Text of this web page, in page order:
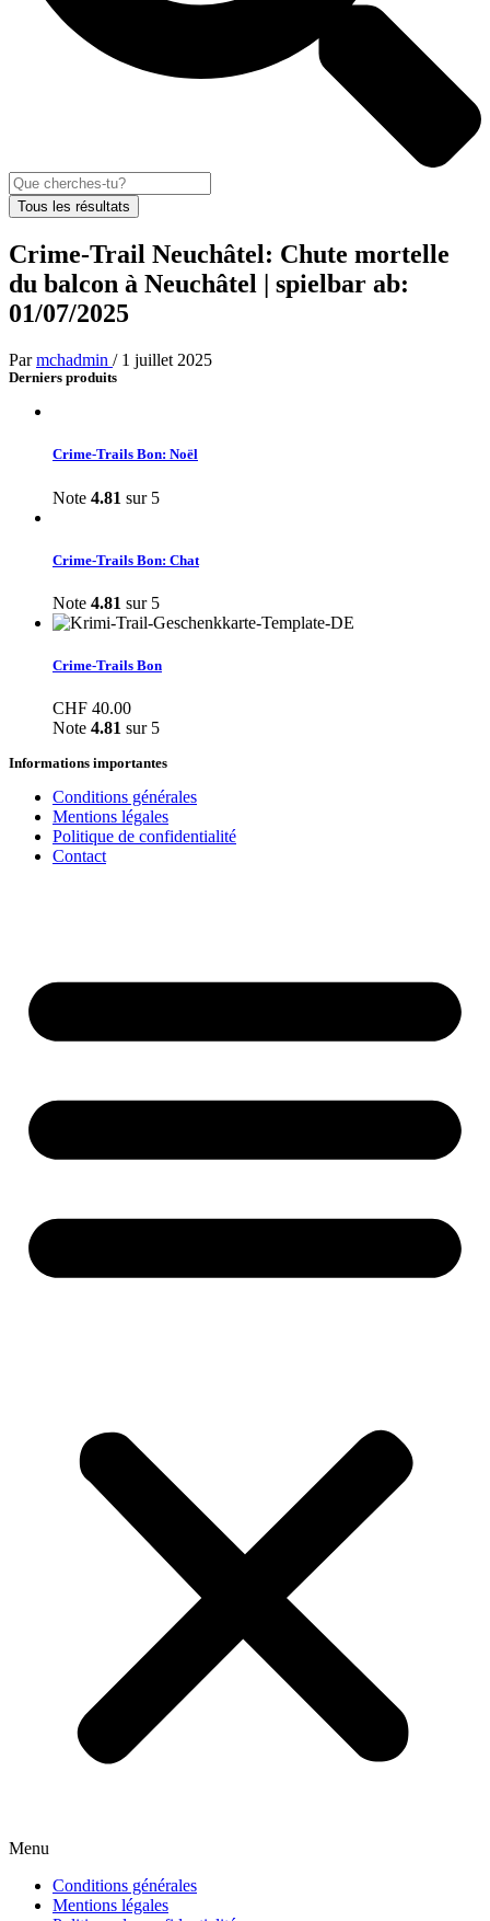
Tous les résultats
Crime-Trail Neuchâtel: Chute mortelle
du balcon à Neuchâtel | spielbar ab:
01/07/2025
Parmchadmin / 1 juillet 2025
Derniers produits
Crime-Trails Bon: Noël
Note 4.81 sur 5
Crime-Trails Bon: Chat
Note 4.81 sur 5
Crime-Trails Bon
CHF 40.00
Note 4.81 sur 5
Informations importantes
Conditions générales
Mentions légales
Politique de confidentialité
Contact
Menu
Conditions générales
Mentions légales